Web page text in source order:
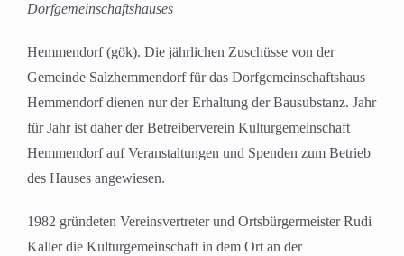
Dorfgemeinschaftshauses
Hemmendorf (gök). Die jährlichen Zuschüsse von der
Gemeinde Salzhemmendorf für das Dorfgemeinschaftshaus
Hemmendorf dienen nur der Erhaltung der Bausubstanz. Jahr
für Jahr ist daher der Betreiberverein Kulturgemeinschaft
Hemmendorf auf Veranstaltungen und Spenden zum Betrieb
des Hauses angewiesen.
1982 gründeten Vereinsvertreter und Ortsbürgermeister Rudi
Kaller die Kulturgemeinschaft in dem Ort an der